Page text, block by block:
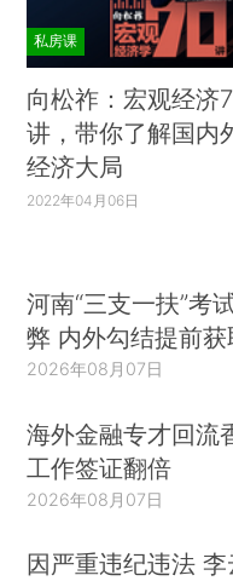
私房课
向松祚：宏观经济
讲，带你了解国内
经济大局
2022年04月06日
河南“三支一扶”考
弊 内外勾结提前获
2026年08月07日
海外金融专才回流
工作签证翻倍
2026年08月07日
因严重违纪违法